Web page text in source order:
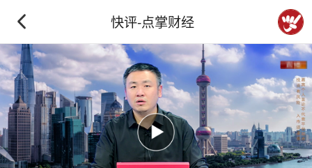
快评-点掌财经